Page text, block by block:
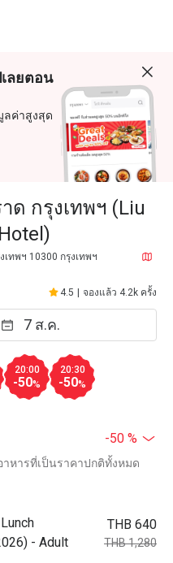
ลยตอน
ลค่าสูงสุด
ด กรุงเทพฯ (Liu
ทพฯ 10300 กรุงเทพฯ
4.5 จองแล้ว 4.2k ครั้ง
20:00
-50%
20:30
-50%
-50 %
หารที่เป็นราคาปกติทั้งหมด
- Adult
THB 640
THB 1,280